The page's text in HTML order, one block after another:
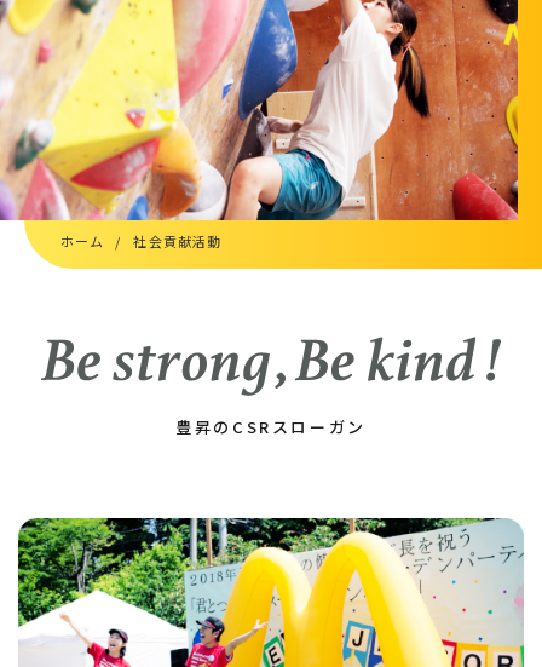
5分でわかる豊昇
よくあるご質問
お知らせ
新卒募集要項
新卒採用エントリー
キャリア募集要項
高校生向け特設ページ
社会貢献活動
育成プログラム
採用ブログ
ホーム 社会貢献活動
豊昇のCSRスローガン